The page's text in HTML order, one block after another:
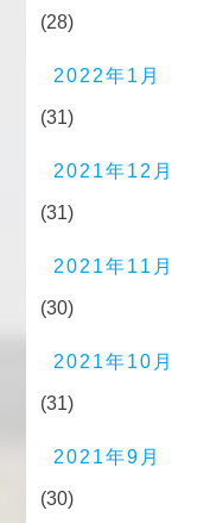
(28)
2022年1月
(31)
2021年12月
(31)
2021年11月
(30)
2021年10月
(31)
2021年9月
(30)